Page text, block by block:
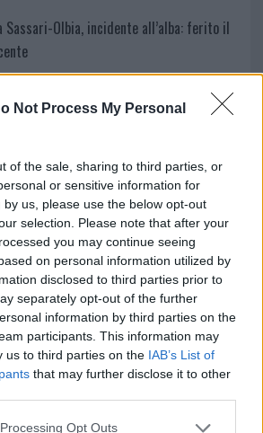
Not Process My Personal
of the sale, sharing to third parties, or
or sensitive information for
us, please use the below opt-out
selection. Please note that after your
you may continue seeing
on personal information utilized by
disclosed to third parties prior to
separately opt-out of the further
information by third parties on the
participants. This information may
us to third parties on the IAB’s List of
that may further disclose it to other
website/app uses one or more Google
Opt Outs
Sassari-Olbia, incidente all’alba: ferito il
Gallura, da Jovanotti alla zuppa
gli appuntamenti da non perdere
arredi abusivi sulla spiaggia libera,
a Olbia e Arzachena
Francesco Guccini, il maestro che si
dalla Costa Smeralda